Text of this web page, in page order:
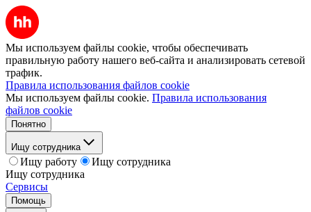
Мы используем файлы cookie, чтобы обеспечивать
правильную работу нашего веб-сайта и анализировать сетевой
трафик.
Правила использования файлов cookie
Мы используем файлы cookie. Правила использования
файлов cookie
Понятно
Ищу сотрудника
Ищу работу
Ищу сотрудника
Ищу сотрудника
Сервисы
Помощь